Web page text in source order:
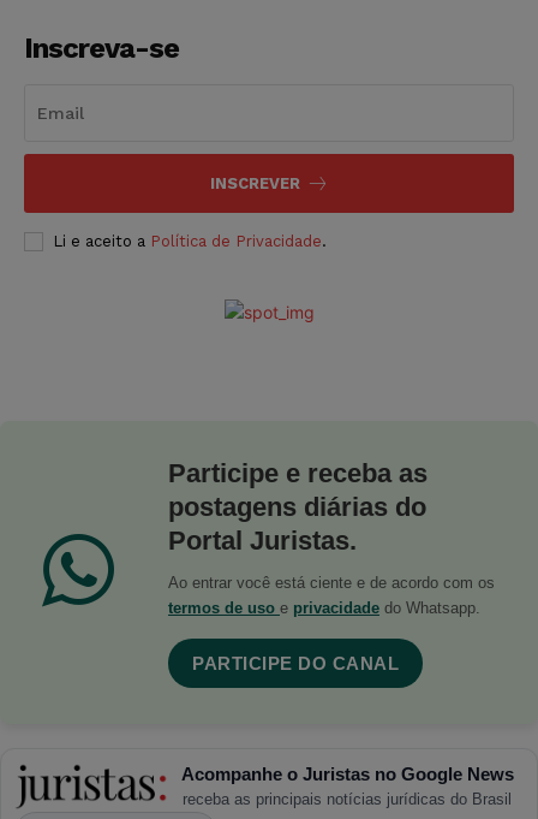
Inscreva-se
INSCREVER
Li e aceito a Política de Privacidade.
Participe e receba as
postagens diárias do
Portal Juristas.
Ao entrar você está ciente e de acordo com os
termos de uso e privacidade do Whatsapp.
PARTICIPE DO CANAL
Acompanhe o Juristas no Google News
receba as principais notícias jurídicas do Brasil